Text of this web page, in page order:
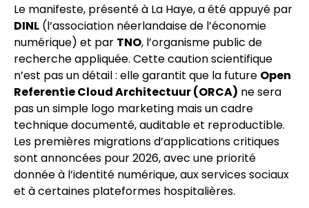
Le manifeste, présenté à La Haye, a été appuyé par
DINL (l’association néerlandaise de l’économie
numérique) et par TNO, l’organisme public de
recherche appliquée. Cette caution scientifique
n’est pas un détail : elle garantit que la future Open
Referentie Cloud Architectuur (ORCA) ne sera
pas un simple logo marketing mais un cadre
technique documenté, auditable et reproductible.
Les premières migrations d’applications critiques
sont annoncées pour 2026, avec une priorité
donnée à l’identité numérique, aux services sociaux
et à certaines plateformes hospitalières.